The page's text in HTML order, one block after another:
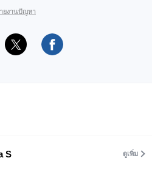
ยงานปัญหา
S ดูเพิ่ม